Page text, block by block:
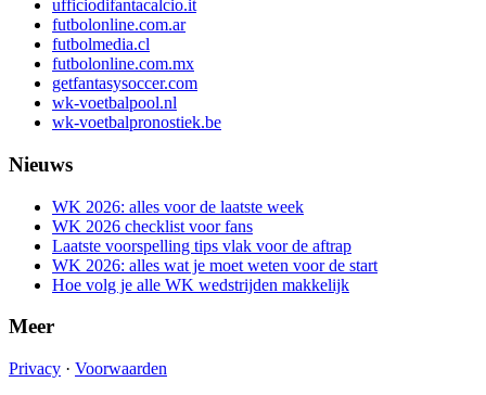
ufficiodifantacalcio.it
futbolonline.com.ar
futbolmedia.cl
futbolonline.com.mx
getfantasysoccer.com
wk-voetbalpool.nl
wk-voetbalpronostiek.be
Nieuws
WK 2026: alles voor de laatste week
WK 2026 checklist voor fans
Laatste voorspelling tips vlak voor de aftrap
WK 2026: alles wat je moet weten voor de start
Hoe volg je alle WK wedstrijden makkelijk
Meer
Privacy · Voorwaarden